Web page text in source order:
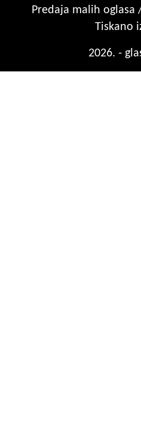
Predaja malih
Tiskano
2026. -